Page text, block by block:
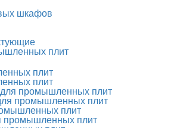
шкафов
плит
плит
плит
промышленных плит
промышленных плит
плит
промышленных плит